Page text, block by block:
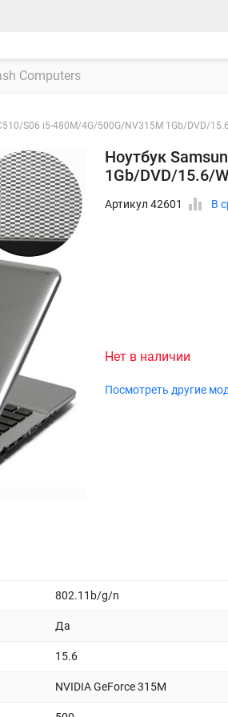
S06 i5-480M/4G/500G/NV315M 1Gb/DVD/
Ноутбук
1Gb/DVD/15.6/
Артикул 42601 В
Нет в наличии
Посмотреть другие
802.11b/g/n
Да
15.6
NVIDIA GeForce 315M